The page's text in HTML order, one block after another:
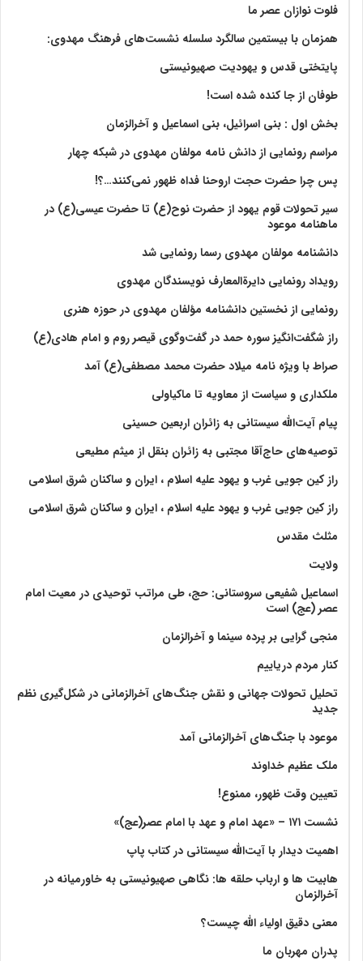
فلوت نوازان عصر ما
همزمان با بیستمین سالگرد سلسله نشست‌های فرهنگ مهدوی:‌
پایتختی قدس و یهودیت صهیونیستی
طوفان از جا کنده شده است!
بخش اول : بنی اسرائیل، بنی اسماعیل و آخرالزمان
مراسم رونمایی از دانش نامه مولفان مهدوی در شبکه چهار
پس چرا حضرت حجت اروحنا فداه ظهور نمی‌کنند…؟!
سیر تحولات قوم یهود از حضرت نوح(ع) تا حضرت عیسی(ع) در
ماهنامه موعود
دانشنامه مولفان مهدوی رسما رونمایی شد
رویداد رونمایی دایرةالمعارف نویسندگان مهدوی
رونمایی از نخستین دانشنامه مؤلفان مهدوی در حوزه هنری
راز شگفت‌انگیز سوره حمد در گفت‌وگوی قیصر روم و امام هادی(ع)
صراط با ویژه نامه میلاد حضرت محمد مصطفی(ع) آمد
ملکداری و سیاست از معاویه تا ماکیاولی
پیام آیت‌الله سیستانی به زائران اربعین حسینی
توصیه‌های حاج‌آقا مجتبی به زائران بنقل از میثم مطیعی
راز کین جویی غرب و یهود علیه اسلام ، ایران و ساکنان شرق اسلامی
راز کین جویی غرب و یهود علیه اسلام ، ایران و ساکنان شرق اسلامی
مثلث مقدس
ولايت‏
اسماعیل شفیعی سروستانی: حج، طی مراتب توحیدی در معیت امام
عصر (عج) است
منجی گرایی بر پرده سینما و آخرالزمان
کنار مردم دریاییم
تحلیل تحولات جهانی و نقش جنگ‌های آخرالزمانی در شکل‌گیری نظم
جدید
موعود با جنگ‌های آخرالزمانی آمد
ملک عظیم خداوند
تعیین وقت ظهور، ممنوع!
نشست ۱۷۱ – «عهد امام و عهد با امام عصر(عج)»
اهمیت دیدار با آیت‌الله سیستانی در کتاب پاپ
هابیت ها و ارباب حلقه ها: نگاهی صهیونیستی به خاورمیانه در
آخرالزمان
معنی دقیق اولیاء الله چیست؟
پدران مهربان ما